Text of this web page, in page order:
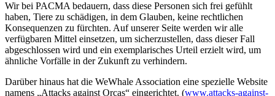
Wir bei PACMA bedauern, dass diese Personen sich frei gefühlt
haben, Tiere zu schädigen, in dem Glauben, keine rechtlichen
Konsequenzen zu fürchten. Auf unserer Seite werden wir alle
verfügbaren Mittel einsetzen, um sicherzustellen, dass dieser Fall
abgeschlossen wird und ein exemplarisches Urteil erzielt wird, um
ähnliche Vorfälle in der Zukunft zu verhindern.
Darüber hinaus hat die WeWhale Association eine spezielle Website
namens „Attacks against Orcas“ eingerichtet. (www.attacks-against-